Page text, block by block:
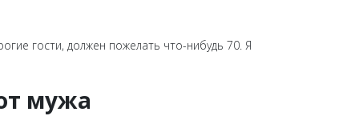
гости, должен пожелать что-нибудь 70. Я
мужа